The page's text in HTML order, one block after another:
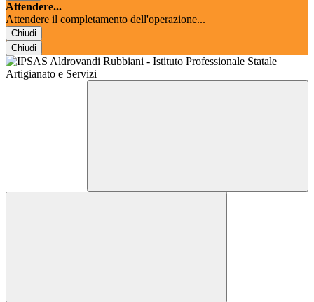
Attendere...
Attendere il completamento dell'operazione...
Chiudi
Chiudi